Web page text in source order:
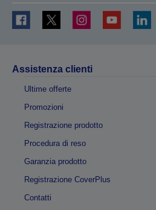
Assistenza clienti
Ultime offerte
Promozioni
Registrazione prodotto
Procedura di reso
Garanzia prodotto
Registrazione CoverPlus
Contatti